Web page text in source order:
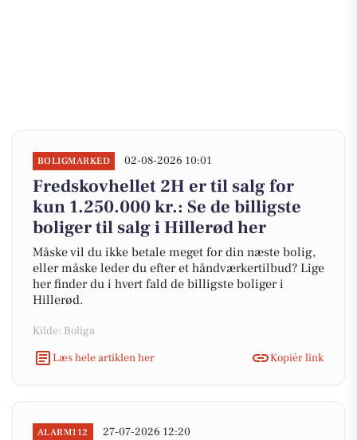
BOLIGMARKED 02-08-2026 10:01
Fredskovhellet 2H er til salg for
kun 1.250.000 kr.: Se de billigste
boliger til salg i Hillerød her
Måske vil du ikke betale meget for din næste bolig,
eller måske leder du efter et håndværkertilbud? Lige
her finder du i hvert fald de billigste boliger i
Hillerød.
Kilde: Boliga
Læs hele artiklen her
Kopiér link
ALARM112 27-07-2026 12:20